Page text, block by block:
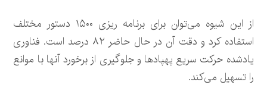
از این شیوه می‌توان برای برنامه ریزی ۱۵۰۰ دستور مختلف
استفاده کرد و دقت آن در حال حاضر ۸۲ درصد است. فناوری
یادشده حرکت سریع پهپادها و جلوگیری از برخورد آنها با موانع
را تسهیل می‌کند.